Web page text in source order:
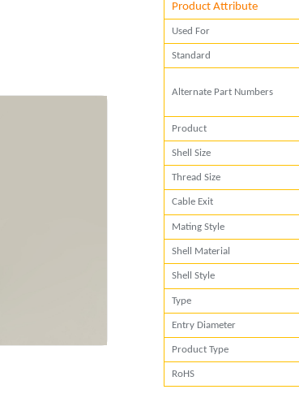
Product Attribute
Used
Alternate Part
Product
Shell Size
Thread Size
Cable Exit
Mating Style
Shell Material
Shell Style
Type
Entry Diameter
Product Type
RoHS